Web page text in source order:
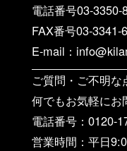
電話番号03-3350-
FAX番号03-3341-
E-mail：
ご質問・ご不明な
何でもお気軽にお
電話番号：0120-
営業時間：平日